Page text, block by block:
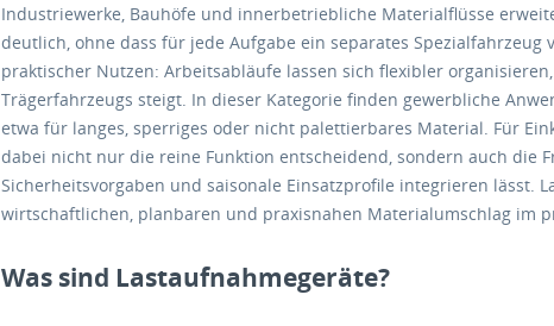
Industriewerke, Bauhöfe und innerbetriebliche Materialflüsse
deutlich, ohne dass für jede Aufgabe ein separates
praktischer Nutzen: Arbeitsabläufe lassen sich flexibler
Trägerfahrzeugs steigt. In dieser Kategorie finden gewerbliche
etwa für langes, sperriges oder nicht palettierbares Material. Für
dabei nicht nur die reine Funktion entscheidend, sondern auch die
Sicherheitsvorgaben und saisonale Einsatzprofile integrieren lässt.
wirtschaftlichen, planbaren und praxisnahen Materialumschlag im
Was sind Lastaufnahmegeräte?